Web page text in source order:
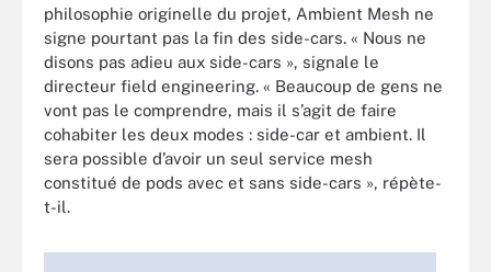
philosophie originelle du projet, Ambient Mesh ne
signe pourtant pas la fin des side-cars. « Nous ne
disons pas adieu aux side-cars », signale le
directeur field engineering. « Beaucoup de gens ne
vont pas le comprendre, mais il s’agit de faire
cohabiter les deux modes : side-car et ambient. Il
sera possible d’avoir un seul service mesh
constitué de pods avec et sans side-cars », répète-
t-il.